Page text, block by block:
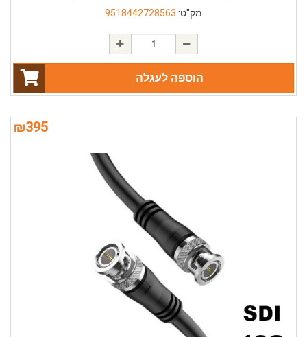
מק"ט: 9518442728563
הוספה לעגלה
₪395